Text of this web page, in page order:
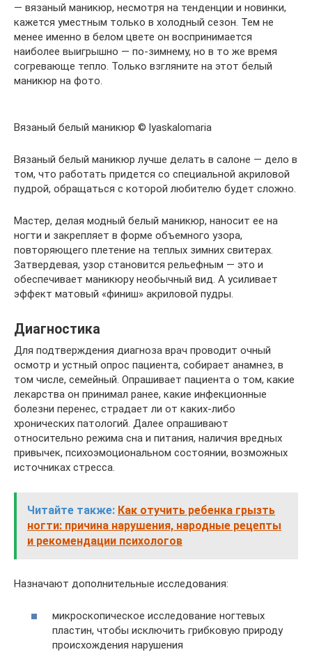
— вязаный маникюр, несмотря на тенденции и новинки,
кажется уместным только в холодный сезон. Тем не
менее именно в белом цвете он воспринимается
наиболее выигрышно — по-зимнему, но в то же время
согревающе тепло. Только взгляните на этот белый
маникюр на фото.
Вязаный белый маникюр © lyaskalomaria
Вязаный белый маникюр лучше делать в салоне — дело в
том, что работать придется со специальной акриловой
пудрой, обращаться с которой любителю будет сложно.
Мастер, делая модный белый маникюр, наносит ее на
ногти и закрепляет в форме объемного узора,
повторяющего плетение на теплых зимних свитерах.
Затвердевая, узор становится рельефным — это и
обеспечивает маникюру необычный вид. А усиливает
эффект матовый «финиш» акриловой пудры.
Диагностика
Для подтверждения диагноза врач проводит очный
осмотр и устный опрос пациента, собирает анамнез, в
том числе, семейный. Опрашивает пациента о том, какие
лекарства он принимал ранее, какие инфекционные
болезни перенес, страдает ли от каких-либо
хронических патологий. Далее опрашивают
относительно режима сна и питания, наличия вредных
привычек, психоэмоциональном состоянии, возможных
источниках стресса.
Читайте также: Как отучить ребенка грызть
ногти: причина нарушения, народные рецепты
и рекомендации психологов
Назначают дополнительные исследования:
микроскопическое исследование ногтевых
пластин, чтобы исключить грибковую природу
происхождения нарушения